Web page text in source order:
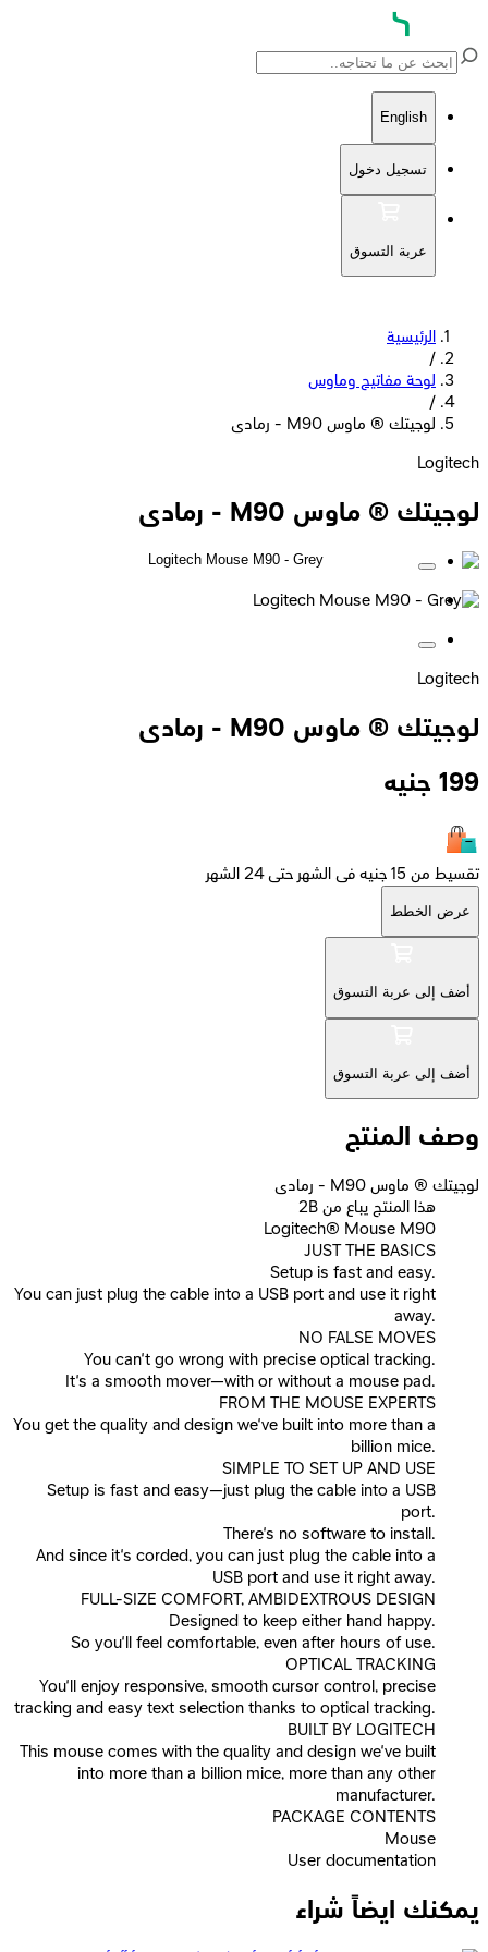
English
تسجيل دخول
عربة التسوق
الرئيسية
/
لوحة مفاتيح وماوس
/
لوجيتك ® ماوس M90 - رمادى
Logitech
لوجيتك ® ماوس M90 - رمادى
Logitech
لوجيتك ® ماوس M90 - رمادى
199 جنيه
تقسيط من 15 جنيه فى الشهر حتى 24 الشهر
عرض الخطط
أضف إلى عربة التسوق
أضف إلى عربة التسوق
وصف المنتج
لوجيتك ® ماوس M90 - رمادى
2B هذا المنتج يباع من
Logitech® Mouse M90
JUST THE BASICS
Setup is fast and easy.
You can just plug the cable into a USB port and use it right
away.
NO FALSE MOVES
You can’t go wrong with precise optical tracking.
It’s a smooth mover—with or without a mouse pad.
FROM THE MOUSE EXPERTS
You get the quality and design we’ve built into more than a
billion mice.
SIMPLE TO SET UP AND USE
Setup is fast and easy—just plug the cable into a USB
port.
There’s no software to install.
And since it’s corded, you can just plug the cable into a
USB port and use it right away.
FULL-SIZE COMFORT, AMBIDEXTROUS DESIGN
Designed to keep either hand happy.
So you’ll feel comfortable, even after hours of use.
OPTICAL TRACKING
You’ll enjoy responsive, smooth cursor control, precise
tracking and easy text selection thanks to optical tracking.
BUILT BY LOGITECH
This mouse comes with the quality and design we’ve built
into more than a billion mice, more than any other
manufacturer.
PACKAGE CONTENTS
Mouse
User documentation
يمكنك ايضاً شراء